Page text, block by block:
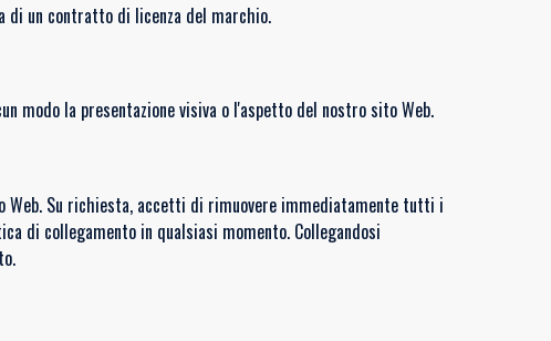
di un contratto di licenza del marchio.
modo la presentazione visiva o l'aspetto del nostro sito Web.
Su richiesta, accetti di rimuovere immediatamente tutti i
di collegamento in qualsiasi momento. Collegandosi